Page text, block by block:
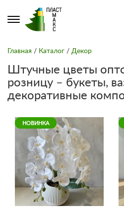
Главная / Каталог / Декор
Штучные цветы
розницу – букеты,
декоративные
НОВИНКА